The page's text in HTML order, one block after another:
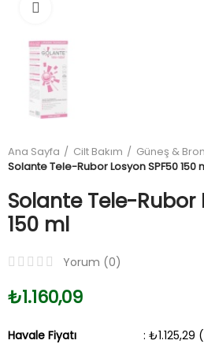
Ana Sayfa Cilt Bakım
Güneş &
Solante Tele-Rubor Losyon SPF50 150
Solante Tele-Rubor
150 ml
Yorum (0)
₺1.160,09
Havale Fiyatı
: ₺1.125,29